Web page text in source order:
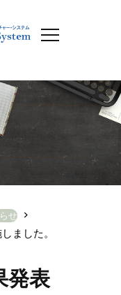
せ >
ました。
発表